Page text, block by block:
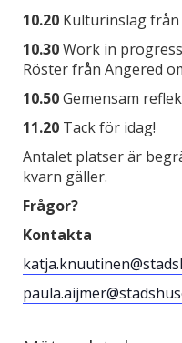
10.20 Kulturinslag
10.30Work in
Röster från Angered
10.50Gemensam
11.20 Tack för idag!
Antalet platser är
kvarn gäller.
Frågor?
Kontakta